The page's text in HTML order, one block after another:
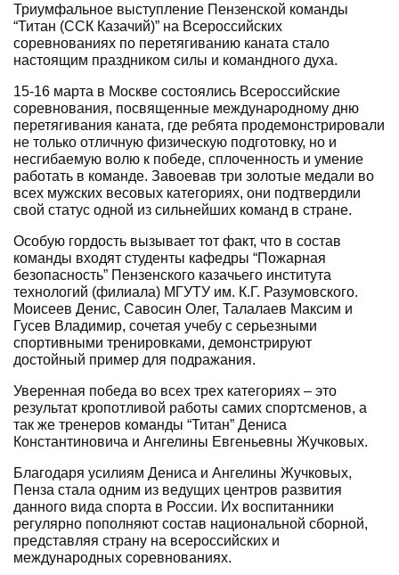
Триумфальное выступление Пензенской команды
“Титан (ССК Казачий)” на Всероссийских
соревнованиях по перетягиванию каната стало
настоящим праздником силы и командного духа.
15-16 марта в Москве состоялись Всероссийские
соревнования, посвященные международному дню
перетягивания каната, где ребята продемонстрировали
не только отличную физическую подготовку, но и
несгибаемую волю к победе, сплоченность и умение
работать в команде. Завоевав три золотые медали во
всех мужских весовых категориях, они подтвердили
свой статус одной из сильнейших команд в стране.
Особую гордость вызывает тот факт, что в состав
команды входят студенты кафедры “Пожарная
безопасность” Пензенского казачьего института
технологий (филиала) МГУТУ им. К.Г. Разумовского.
Моисеев Денис, Савосин Олег, Талалаев Максим и
Гусев Владимир, сочетая учебу с серьезными
спортивными тренировками, демонстрируют
достойный пример для подражания.
Уверенная победа во всех трех категориях – это
результат кропотливой работы самих спортсменов, а
так же тренеров команды “Титан” Дениса
Константиновича и Ангелины Евгеньевны Жучковых.
Благодаря усилиям Дениса и Ангелины Жучковых,
Пенза стала одним из ведущих центров развития
данного вида спорта в России. Их воспитанники
регулярно пополняют состав национальной сборной,
представляя страну на всероссийских и
международных соревнованиях.